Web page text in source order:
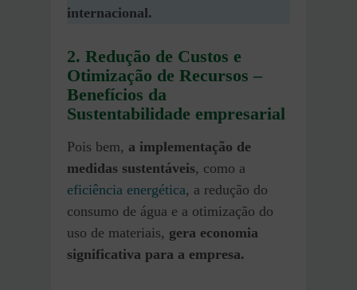
internacional.
2. Redução de Custos e
Otimização de Recursos –
Benefícios da
Sustentabilidade empresarial
Pois bem, a implementação de
medidas sustentáveis, como a
eficiência energética, a redução do
consumo de água e a otimização do
uso de materiais, gera economia
significativa para a empresa.